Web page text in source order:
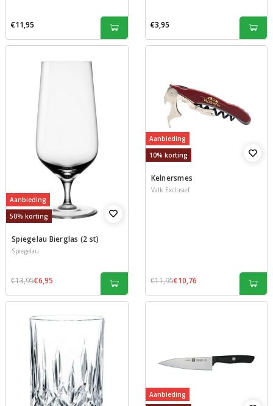
€11,95 €3,95
Aanbieding
50% korting
Spiegelau Bierglas (2 st)
Spiegelau
€13,95€6,95
Aanbieding
10% korting
Kelnersmes
Valk Exclusief
€11,95€10,76
Aanbieding